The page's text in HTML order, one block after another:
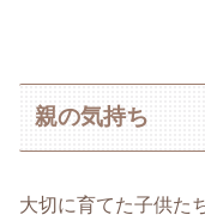
親の気持ち
大切に育てた子供た